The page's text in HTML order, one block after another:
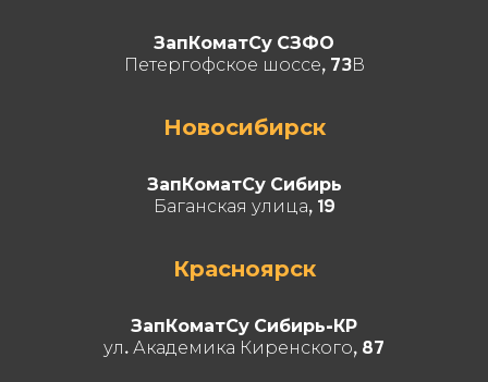
ЗапКоматСу СЗФО
Петергофское шоссе, 73В
Новосибирск
ЗапКоматСу Сибирь
Баганская улица, 19
Красноярск
ЗапКоматСу Сибирь-КР
ул. Академика Киренского, 87